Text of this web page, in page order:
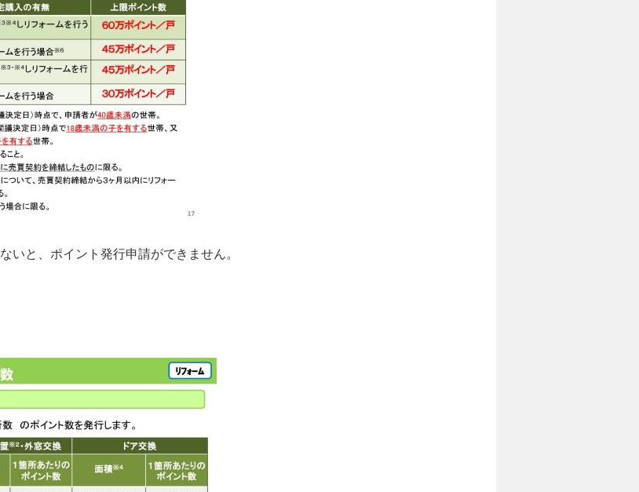
ないと、ポイント発行申請ができません。